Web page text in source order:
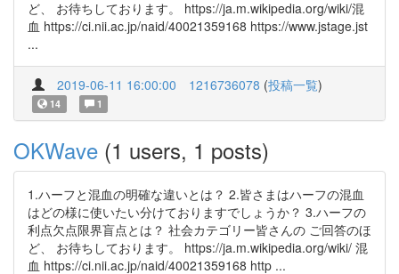
ど、 お待ちしております。 https://ja.m.wikipedia.org/wiki/混
血 https://ci.nii.ac.jp/naid/40021359168 https://www.jstage.jst
...
2019-06-11 16:00:00 1216736078 (投稿一覧)
14 1
OKWave (1 users, 1 posts)
1.ハーフと混血の明確な違いとは？ 2.皆さまはハーフの混血
はどの様に使いたい分けておりますでしょうか？ 3.ハーフの
利点欠点限界盲点とは？ 社会カテゴリー皆さんの ご回答のほ
ど、 お待ちしております。 https://ja.m.wikipedia.org/wiki/ 混
血 https://ci.nii.ac.jp/naid/40021359168 http ...